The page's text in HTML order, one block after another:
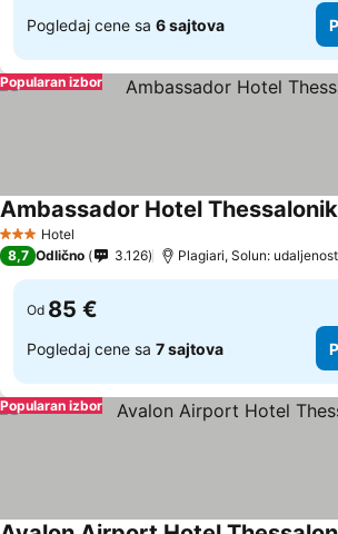
Pogledaj cene sa 6 sajtova
Popularan izbor
3 Zvezdice
Hotel
Ambassador Hotel
8,7 Odlično 3.126 Plagiari, Solun:
Od 85 €
Pogledaj cene sa 7 sajtova
Popularan izbor